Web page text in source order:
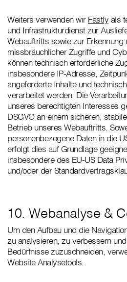
Weiters verwenden wir Fastly als
und Infrastrukturdienst zur
Webauftritts sowie zur Erkennung
missbräuchlicher Zugriffe und
können technisch erforderliche
insbesondere IP-Adresse,
angeforderte Inhalte und
verarbeitet werden. Die
unseres berechtigten Interesses
DSGVO an einem sicheren,
Betrieb unseres Webauftritts.
personenbezogene Daten in die
erfolgt dies auf Grundlage
insbesondere des EU-US Data
und/oder der
10. Webanalyse &
Um den Aufbau und die
zu analysieren, zu verbessern
Bedürfnisse zuzuschneiden,
Website Analysetools.